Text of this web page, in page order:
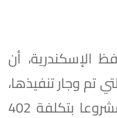
الإسكندرية، أن
تم وجار تنفيذها،
منذ عام 2014 وحتى الآن، 94 مشروعا بتكلفة 402